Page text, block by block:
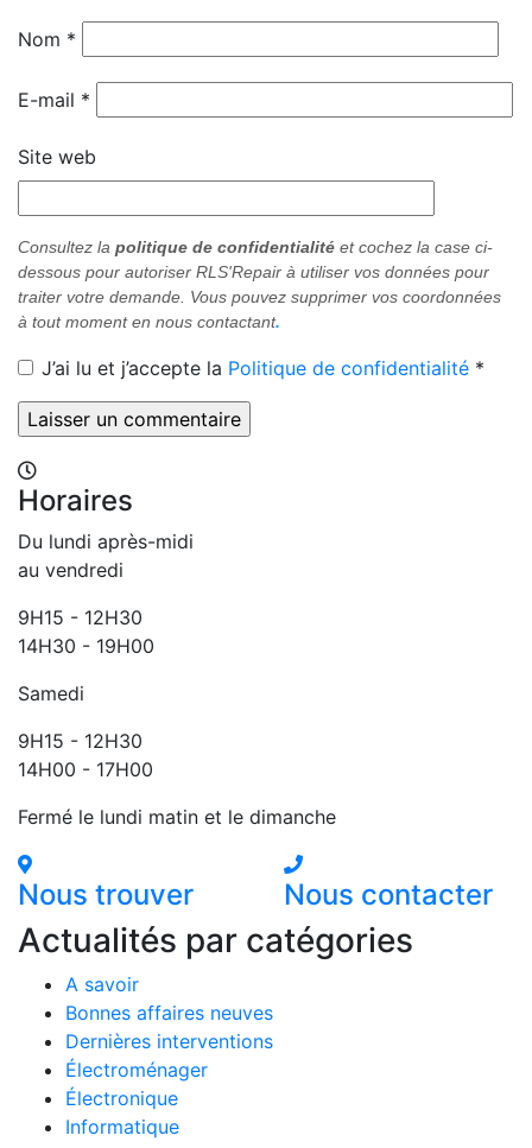
Nom *
E-mail *
Site web
Consultez la politique de confidentialité et cochez la case ci-
dessous pour autoriser RLS'Repair à utiliser vos données pour
traiter votre demande. Vous pouvez supprimer vos coordonnées
à tout moment en nous contactant.
J’ai lu et j’accepte la Politique de confidentialité *
Horaires
Du lundi après-midi
au vendredi
9H15 - 12H30
14H30 - 19H00
Samedi
9H15 - 12H30
14H00 - 17H00
Fermé le lundi matin et le dimanche
Nous trouver Nous contacter
Actualités par catégories
A savoir
Bonnes affaires neuves
Dernières interventions
Électroménager
Électronique
Informatique